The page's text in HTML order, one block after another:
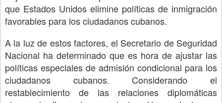
que Estados Unidos elimine políticas de inmigración
favorables para los ciudadanos cubanos.
A la luz de estos factores, el Secretario de Seguridad
Nacional ha determinado que es hora de ajustar las
políticas especiales de admisión condicional para los
ciudadanos cubanos. Considerando el
restablecimiento de las relaciones diplomáticas